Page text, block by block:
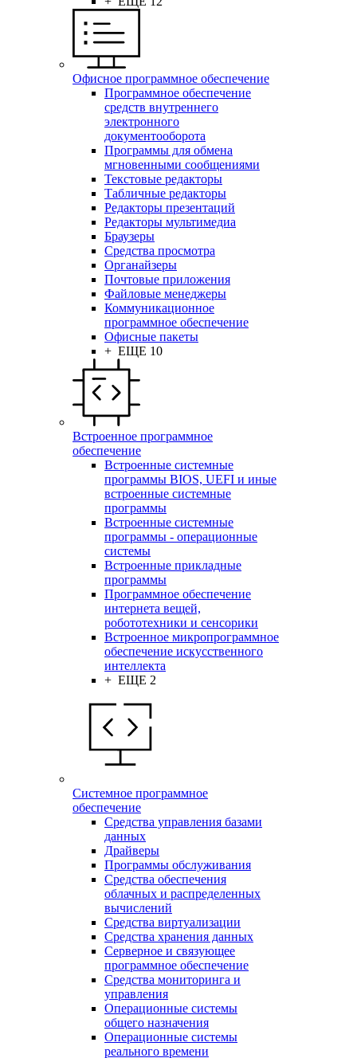
Офисное программное обеспечение
Программное обеспечение
средств внутреннего
электронного
документооборота
Программы для обмена
мгновенными сообщениями
Текстовые редакторы
Табличные редакторы
Редакторы презентаций
Редакторы мультимедиа
Браузеры
Средства просмотра
Органайзеры
Почтовые приложения
Файловые менеджеры
Коммуникационное
программное обеспечение
Офисные пакеты
+ ЕЩЕ 10
Встроенное программное
обеспечение
Встроенные системные
программы BIOS, UEFI и иные
встроенные системные
программы
Встроенные системные
программы - операционные
системы
Встроенные прикладные
программы
Программное обеспечение
интернета вещей,
робототехники и сенсорики
Встроенное микропрограммное
обеспечение искусственного
интеллекта
+ ЕЩЕ 2
Системное программное
обеспечение
Средства управления базами
данных
Драйверы
Программы обслуживания
Средства обеспечения
облачных и распределенных
вычислений
Средства виртуализации
Средства хранения данных
Серверное и связующее
программное обеспечение
Средства мониторинга и
управления
Операционные системы
общего назначения
Операционные системы
реального времени